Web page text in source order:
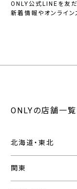
ONLY公式LINEを友だ
新着情報やオンライン
ONLYの店舗一覧
北海道・東北
関東